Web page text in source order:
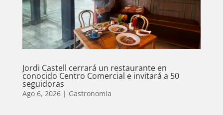
Jordi Castell cerrará un restaurante en
conocido Centro Comercial e invitará a 50
seguidoras
Ago 6, 2026| Gastronomía